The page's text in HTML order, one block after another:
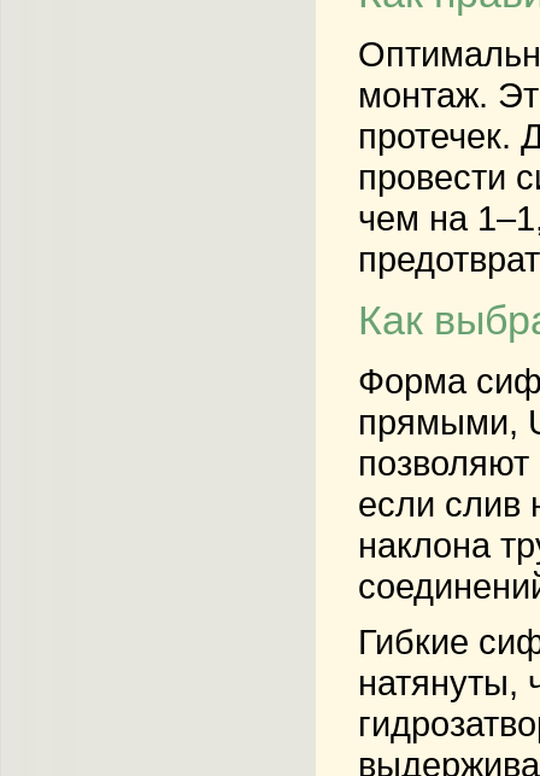
монтаж.
протечек.
провести
чем на
Как
Форма
прямыми,
если слив
наклона
Гибкие
натянуты,